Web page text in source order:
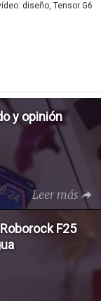
diseño, Tensor G6
y opinión
Leer más
F25